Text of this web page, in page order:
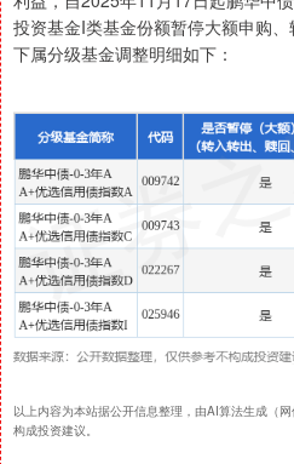
投资基金I类基金份额暂停大额申购
下属分级基金调整明细如下：
以上内容为本站据公开信息整理，由AI算法生成（
构成投资建议。